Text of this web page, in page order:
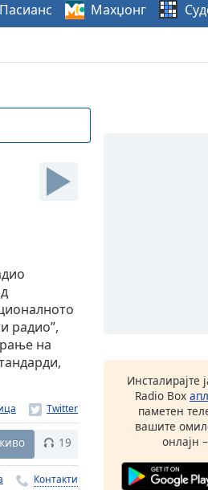
Пасианс Махџонг
радио”,
на
19
Контакти
Инсталирајте
Radio Box
паметен
вашите
онлајн